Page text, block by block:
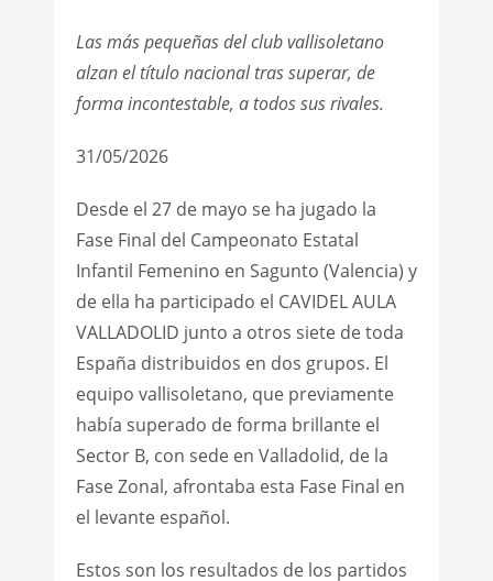
Las más pequeñas del club vallisoletano
alzan el título nacional tras superar, de
forma incontestable, a todos sus rivales.
31/05/2026
Desde el 27 de mayo se ha jugado la
Fase Final del Campeonato Estatal
Infantil Femenino en Sagunto (Valencia) y
de ella ha participado el CAVIDEL AULA
VALLADOLID junto a otros siete de toda
España distribuidos en dos grupos. El
equipo vallisoletano, que previamente
había superado de forma brillante el
Sector B, con sede en Valladolid, de la
Fase Zonal, afrontaba esta Fase Final en
el levante español.
Estos son los resultados de los partidos